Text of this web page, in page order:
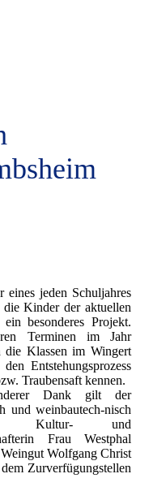
eines jeden Schuljahres
Kinder der aktuellen
besonderes Projekt.
Terminen im Jahr
die Klassen im Wingert
Entstehungsprozess
Traubensaft kennen.
Dank gilt der
und weinbautech-nisch
Kultur- und
Frau Westphal
Wolfgang Christ
Zurverfügungstellen